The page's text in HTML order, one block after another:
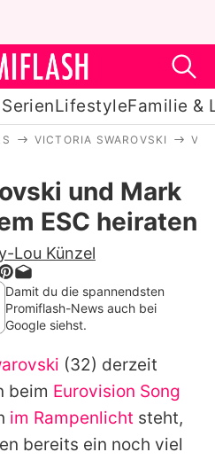
LifestyleFamilie &
Stars
& Serien
& Liebe
auf Promiflash
Jobs
VICTORIA SWAROVSKI
und Mark
ESC heiraten
Lou Künzel
Damit du die spannendsten
Promiflash-News auch bei
Google siehst.
(32) derzeit
beim Eurovision Song
im Rampenlicht steht,
bereits ein noch viel